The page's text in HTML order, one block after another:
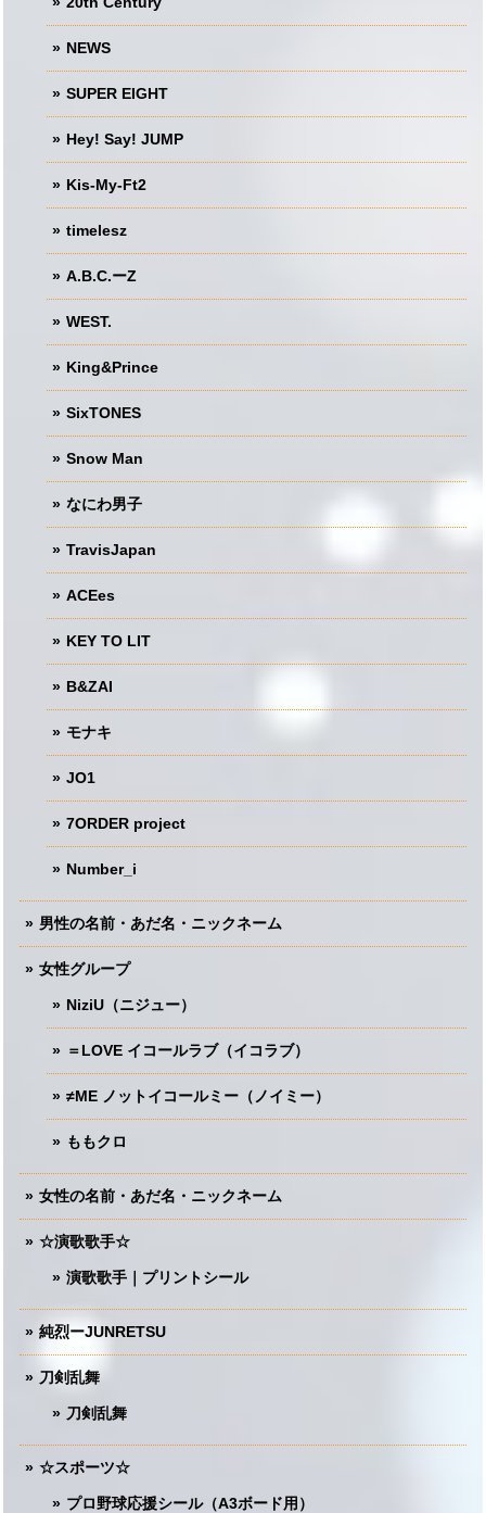
NEWS
SUPER EIGHT
Hey! Say! JUMP
Kis-My-Ft2
timelesz
A.B.C.ーZ
WEST.
King&Prince
SixTONES
Snow Man
なにわ男子
TravisJapan
ACEes
KEY TO LIT
B&ZAI
モナキ
JO1
7ORDER project
Number_i
男性の名前・あだ名・ニックネーム
女性グループ
NiziU（ニジュー）
＝LOVE イコールラブ（イコラブ）
≠ME ノットイコールミー（ノイミー）
ももクロ
女性の名前・あだ名・ニックネーム
☆演歌歌手☆
演歌歌手｜プリントシール
純烈ーJUNRETSU
刀剣乱舞
刀剣乱舞
☆スポーツ☆
プロ野球応援シール（A3ボード用）